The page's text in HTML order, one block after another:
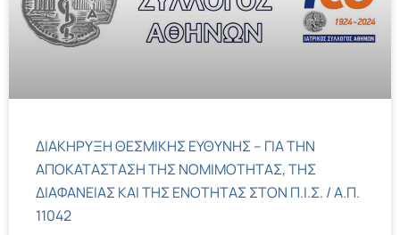
ΔΙΑΚΗΡΥΞΗ ΘΕΣΜΙΚΗΣ ΕΥΘΥΝΗΣ – ΓΙΑ ΤΗΝ
ΑΠΟΚΑΤΑΣΤΑΣΗ ΤΗΣ ΝΟΜΙΜΟΤΗΤΑΣ, ΤΗΣ
ΔΙΑΦΑΝΕΙΑΣ ΚΑΙ ΤΗΣ ΕΝΟΤΗΤΑΣ ΣΤΟΝ Π.Ι.Σ. / Α.Π.
11042